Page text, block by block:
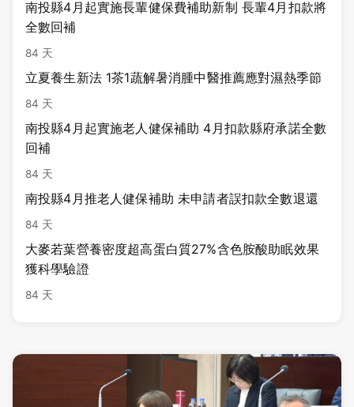
南投縣4月起實施長輩健保費補助新制 長輩4月扣款將
全數回補
84 天
立夏養生新法 1茶1蔬解暑消腫中醫推薦應對濕熱季節
84 天
南投縣4月起實施老人健保補助 4月扣款縣府承諾全數
回補
84 天
南投縣4月推老人健保補助 未申請者誤扣款全數退還
84 天
大麥若葉營養密度超高蛋白質27%含色胺酸助眠效果
獲科學驗證
84 天